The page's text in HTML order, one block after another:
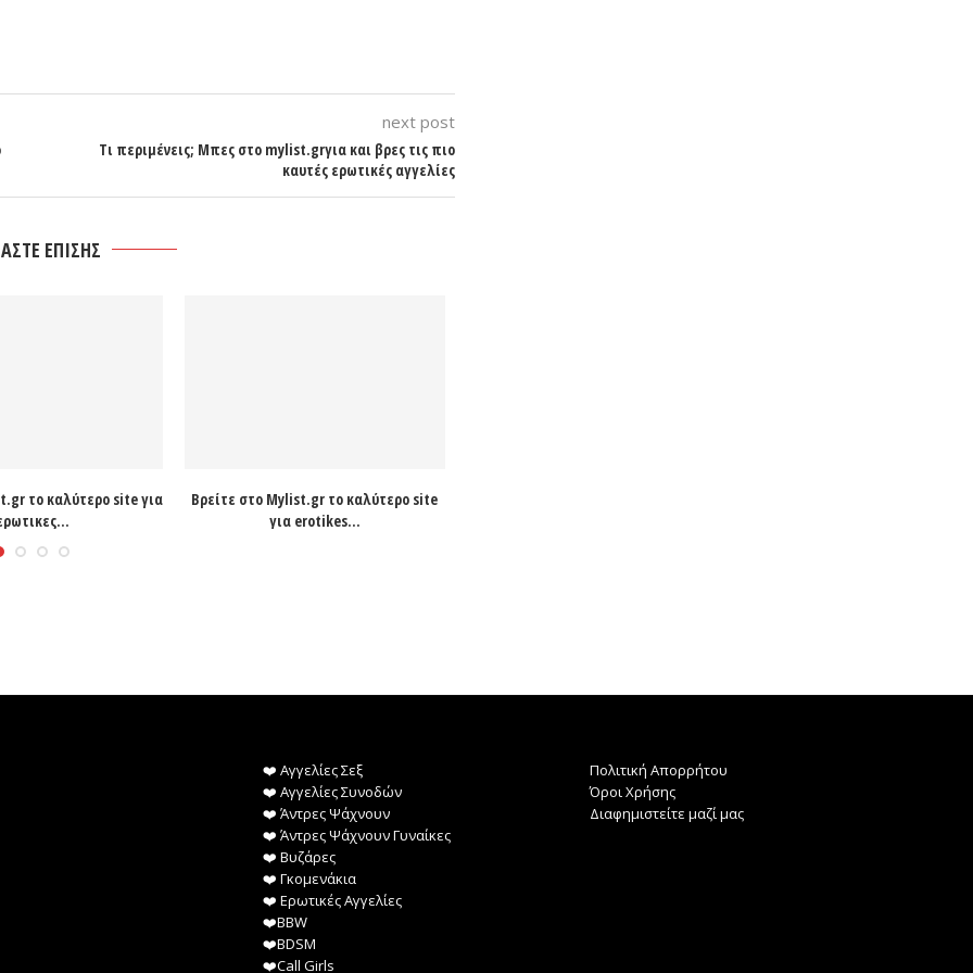
next post
Τι περιμένεις; Μπες στο mylist.grγια και βρες τις πιο
καυτές ερωτικές αγγελίες
ΕΠΙΣΗΣ
το καλύτερο site για
Βρείτε στο Mylist.gr το καλύτερο site
για erotikes...
❤️️ Αγγελίες Σεξ
❤️️ Αγγελίες Συνοδών
❤️️ Άντρες Ψάχνουν
❤️️ Άντρες Ψάχνουν Γυναίκες
❤️️ Βυζάρες
❤️️ Γκομενάκια
❤️️ Ερωτικές Αγγελίες
❤️️BBW
❤️️BDSM
❤️️Call Girls
Πολιτική Απορρήτου
Όροι Χρήσης
Διαφημιστείτε μαζί μας